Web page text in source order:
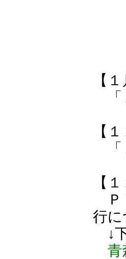
【
「
【
「
【
Ｐ
行
↓
青